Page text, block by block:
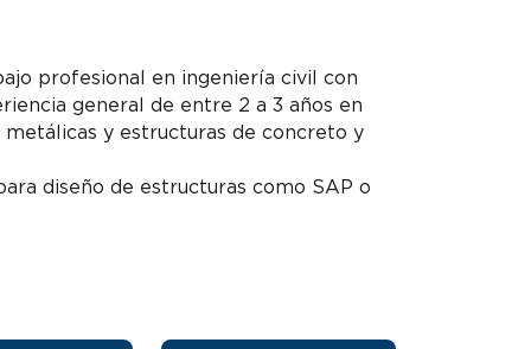
profesional en ingeniería civil con
general de entre 2 a 3 años en
y estructuras de concreto y
diseño de estructuras como SAP o